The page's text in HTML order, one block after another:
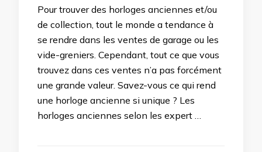
Pour trouver des horloges anciennes et/ou
de collection, tout le monde a tendance à
se rendre dans les ventes de garage ou les
vide-greniers. Cependant, tout ce que vous
trouvez dans ces ventes n’a pas forcément
une grande valeur. Savez-vous ce qui rend
une horloge ancienne si unique ? Les
horloges anciennes selon les expert …